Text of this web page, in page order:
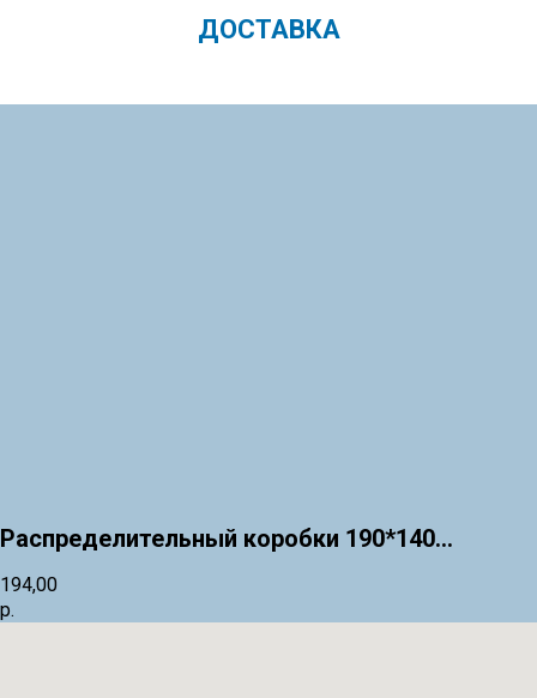
ДОСТАВКА
Распределительный коробки 190*140...
194,00
р.